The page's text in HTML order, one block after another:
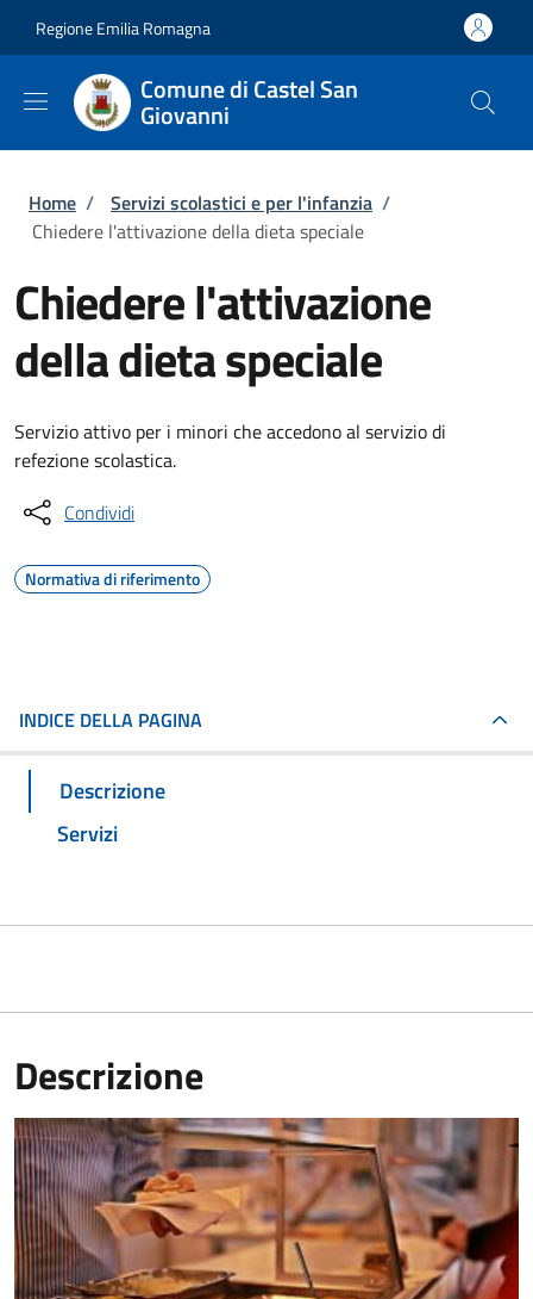
Regione Emilia Romagna
Comune di Castel San
Giovanni
Briciole di pane
Home / Servizi scolastici e per l'infanzia /
Chiedere l'attivazione della dieta speciale
Chiedere l'attivazione
della dieta speciale
Servizio attivo per i minori che accedono al servizio di
refezione scolastica.
Condividi
Normativa di riferimento
INDICE DELLA PAGINA
Descrizione
Servizi
Descrizione